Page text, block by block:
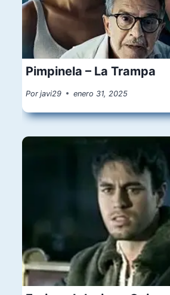
Pimpinela – La Trampa
Por javi29 enero 31, 2025